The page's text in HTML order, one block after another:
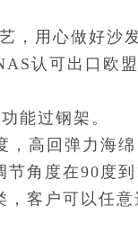
，用心做好沙
认可出口欧
能过钢架。
高回弹力海
角度在90度到
客户可以任意